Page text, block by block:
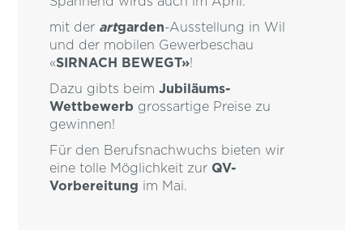
mit der artgarden-Ausstellung in Wil
und der mobilen Gewerbeschau
«SIRNACH BEWEGT»!
Dazu gibts beim Jubiläums-
Wettbewerb grossartige Preise zu
gewinnen!
Für den Berufsnachwuchs bieten wir
eine tolle Möglichkeit zur QV-
Vorbereitung im Mai.